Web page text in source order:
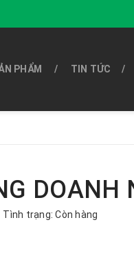
PHẨM TIN TỨC
DOANH
Tình trạng: Còn hàng